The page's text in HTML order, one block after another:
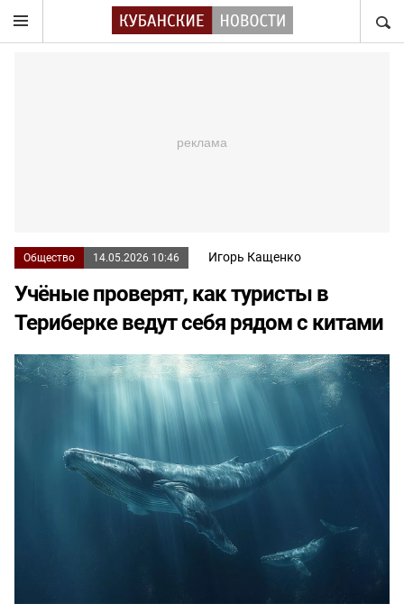
Общество 14.05.2026 10:46 Игорь Кащенко
Учёные проверят, как туристы в
Териберке ведут себя рядом с китами